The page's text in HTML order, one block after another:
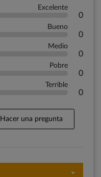
Excelente
0
Bueno
0
Medio
0
Pobre
0
Terrible
0
Hacer una pregunta